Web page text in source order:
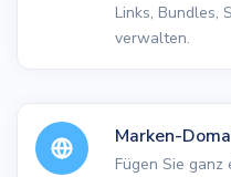
Links, Bundles,
verwalten.
Marken-
Fügen Sie ganz